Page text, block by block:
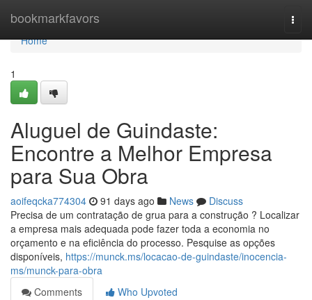
bookmarkfavors
Home
Home
1
Aluguel de Guindaste:
Encontre a Melhor Empresa
para Sua Obra
aoifeqcka774304 91 days ago News
Discuss
Precisa de um contratação de grua para a construção ? Localizar
a empresa mais adequada pode fazer toda a economia no
orçamento e na eficiência do processo. Pesquise as opções
disponíveis, https://munck.ms/locacao-de-guindaste/inocencia-
ms/munck-para-obra
Comments
Who Upvoted